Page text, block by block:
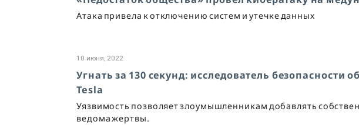
Атака привела к отключению систем и утечке данных
10 июня, 2022
Угнать за 130 секунд: исследователь безопасности
Tesla
Уязвимость позволяет злоумышленникам добавлять
ведома жертвы.